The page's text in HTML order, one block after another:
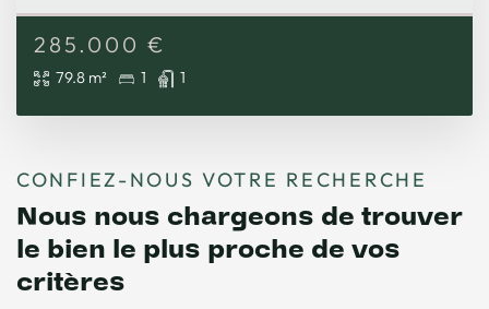
285.000 €
79.8 m² 1 1
CONFIEZ-NOUS VOTRE RECHERCHE
Nous nous chargeons de trouver
le bien le plus proche de vos
critères